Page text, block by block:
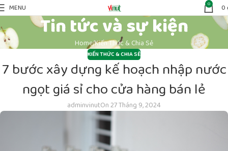
MENU 0 0
Tin tức và sự kiện
HomeKiến Thức & Chia Sẻ
KIẾN THỨC & CHIA SẺ
7 bước xây dựng kế hoạch nhập nước
ngọt giá sỉ cho cửa hàng bán lẻ
adminvinutOn 27 Tháng 9, 2024